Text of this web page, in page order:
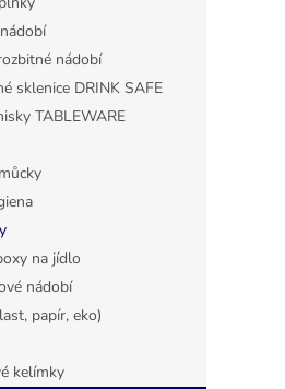
nádobí
sklenice DRINK SAFE
TABLEWARE
na jídlo
nádobí
papír, eko)
kelímky